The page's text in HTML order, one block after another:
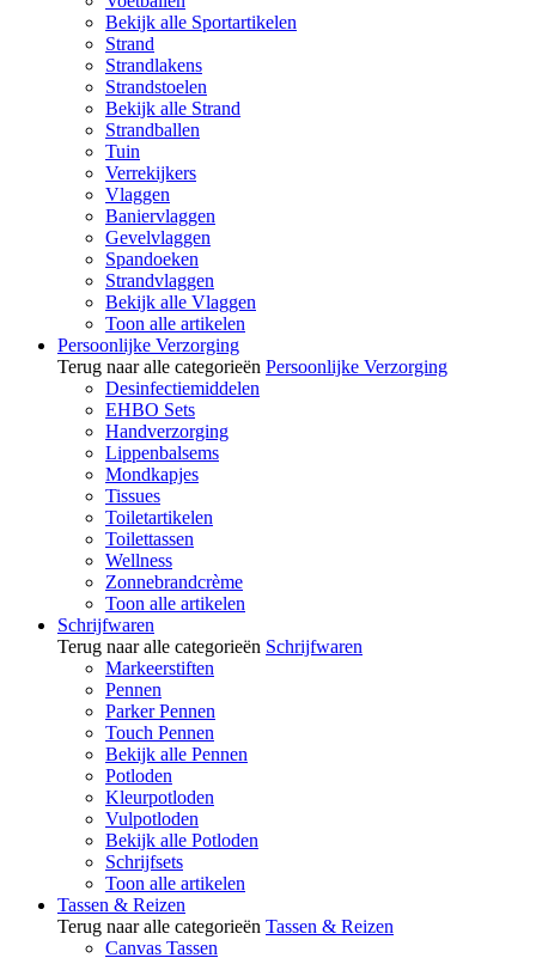
Bekijk alle Sportartikelen
Strand
Strandlakens
Strandstoelen
Bekijk alle Strand
Strandballen
Tuin
Verrekijkers
Vlaggen
Baniervlaggen
Gevelvlaggen
Spandoeken
Strandvlaggen
Bekijk alle Vlaggen
Toon alle artikelen
Persoonlijke Verzorging
Terug naar alle categorieën Persoonlijke Verzorging
Desinfectiemiddelen
EHBO Sets
Handverzorging
Lippenbalsems
Mondkapjes
Tissues
Toiletartikelen
Toilettassen
Wellness
Zonnebrandcrème
Toon alle artikelen
Schrijfwaren
Terug naar alle categorieën Schrijfwaren
Markeerstiften
Pennen
Parker Pennen
Touch Pennen
Bekijk alle Pennen
Potloden
Kleurpotloden
Vulpotloden
Bekijk alle Potloden
Schrijfsets
Toon alle artikelen
Tassen & Reizen
Terug naar alle categorieën Tassen & Reizen
Canvas Tassen